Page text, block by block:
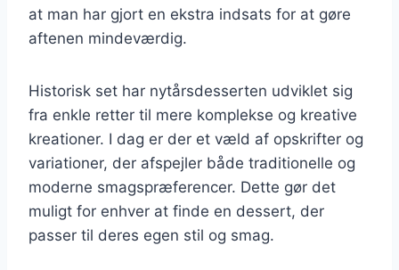
at man har gjort en ekstra indsats for at gøre
aftenen mindeværdig.
Historisk set har nytårsdesserten udviklet sig
fra enkle retter til mere komplekse og kreative
kreationer. I dag er der et væld af opskrifter og
variationer, der afspejler både traditionelle og
moderne smagspræferencer. Dette gør det
muligt for enhver at finde en dessert, der
passer til deres egen stil og smag.